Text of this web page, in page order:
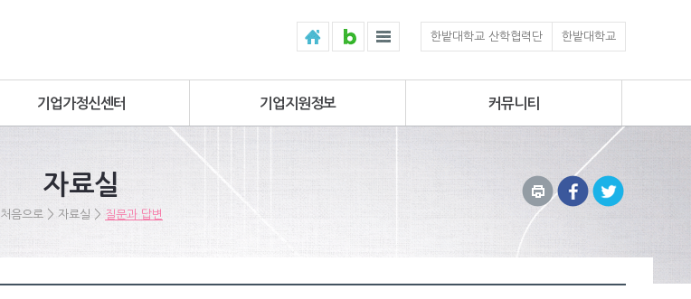
한밭대학교 산학협력단 한밭대학교
기업가정신센터 기업지원정보 커뮤니티
자료실
처음으로 > 자료실 > 질문과 답변